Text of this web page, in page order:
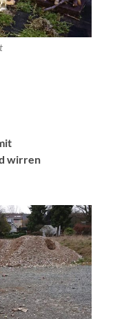
wirren